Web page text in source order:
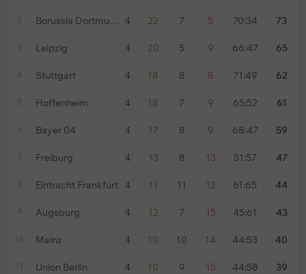
2 Borussia Dortmund 34 22 7 5 70:34 73
3 Leipzig 34 20 5 9 66:47 65
4 Stuttgart 34 18 8 8 71:49 62
5 Hoffenheim 34 18 7 9 65:52 61
6 Bayer 04 34 17 8 9 68:47 59
7 Freiburg 34 13 8 13 51:57 47
8 Eintracht Frankfurt 34 11 11 12 61:65 44
9 Augsburg 34 12 7 15 45:61 43
10 Mainz 34 10 10 14 44:53 40
11 Union Berlin 34 10 9 15 44:58 39